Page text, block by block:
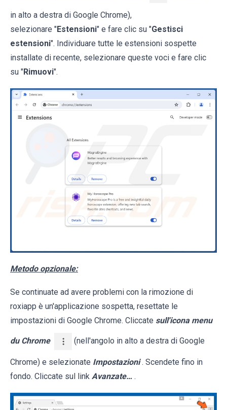
in alto a destra di Google Chrome),
selezionare "Estensioni" e fare clic su "Gestisci
estensioni". Individuare tutte le estensioni sospette
installate di recente, selezionare queste voci e fare clic
su "Rimuovi".
Metodo opzionale:
Se continuate ad avere problemi con la rimozione di
roxiapp è un'applicazione sospetta, resettate le
impostazioni di Google Chrome. Cliccate sull'icona menu
du Chrome (nell'angolo in alto a destra di Google
Chrome) e selezionate Impostazioni . Scendete fino in
fondo. Cliccate sul link Avanzate… .